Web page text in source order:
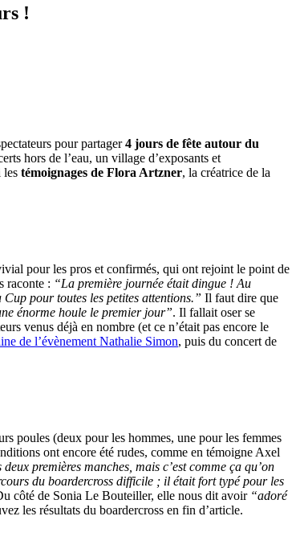
!
pour partager4 jours de fête autour du
hors de l’eau, un village d’exposants et
les témoignages de Flora Artzner, la créatrice de la
pour les pros et confirmés, qui ont rejoint le point de
raconte : “La première journée était dingue ! Au
pour toutes les petites attentions.” Il faut dire que
énorme houle le premier jour”. Il fallait oser se
venus déjà en nombre (et ce n’était pas encore le
de l’évènement Nathalie Simon, puis du concert de
poules (deux pour les hommes, une pour les femmes
ont encore été rudes, comme en témoigne Axel
premières manches, mais c’est comme ça qu’on
du boardercross difficile ; il était fort typé pour les
côté de Sonia Le Bouteiller, elle nous dit avoir “adoré
les résultats du boardercross en fin d’article.